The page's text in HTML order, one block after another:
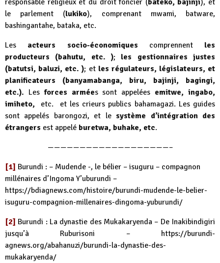
responsable religieux et du droit foncier (bateko, bajinji), et
le parlement (lukiko), comprenant mwami, batware,
bashingantahe, bataka, etc.
Les acteurs socio-économiques comprennent les
producteurs (bahutu, etc. ); les gestionnaires justes
(batutsi, baluzi, etc. ); et les régulateurs, législateurs, et
planificateurs (banyamabanga, biru, bajinji, bagingi,
etc.). Lesforces armées sont appelées emitwe, ingabo,
imiheto, etc. et les crieurs publics bahamagazi. Les guides
sont appelés barongozi, et le système d’intégration des
étrangers est appelé buretwa, buhake, etc.
———————————————————–
[1] Burundi : – Mudende -, le bélier – isuguru – compagnon
millénaires d’Ingoma Y’uburundi –
https://bdiagnews.com/histoire/burundi-mudende-le-belier-
isuguru-compagnion-millenaires-dingoma-yuburundi/
[2] Burundi : La dynastie des Mukakaryenda – De Inakibindigiri
jusqu’à Ruburisoni – https://burundi-
agnews.org/abahanuzi/burundi-la-dynastie-des-
mukakaryenda/